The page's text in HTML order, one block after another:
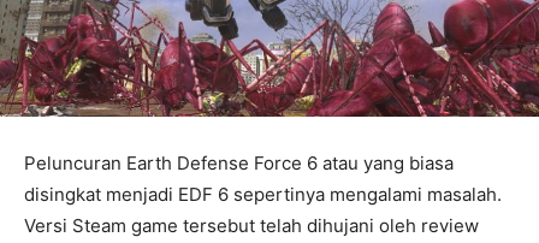
Peluncuran Earth Defense Force 6 atau yang biasa
disingkat menjadi EDF 6 sepertinya mengalami masalah.
Versi Steam game tersebut telah dihujani oleh review